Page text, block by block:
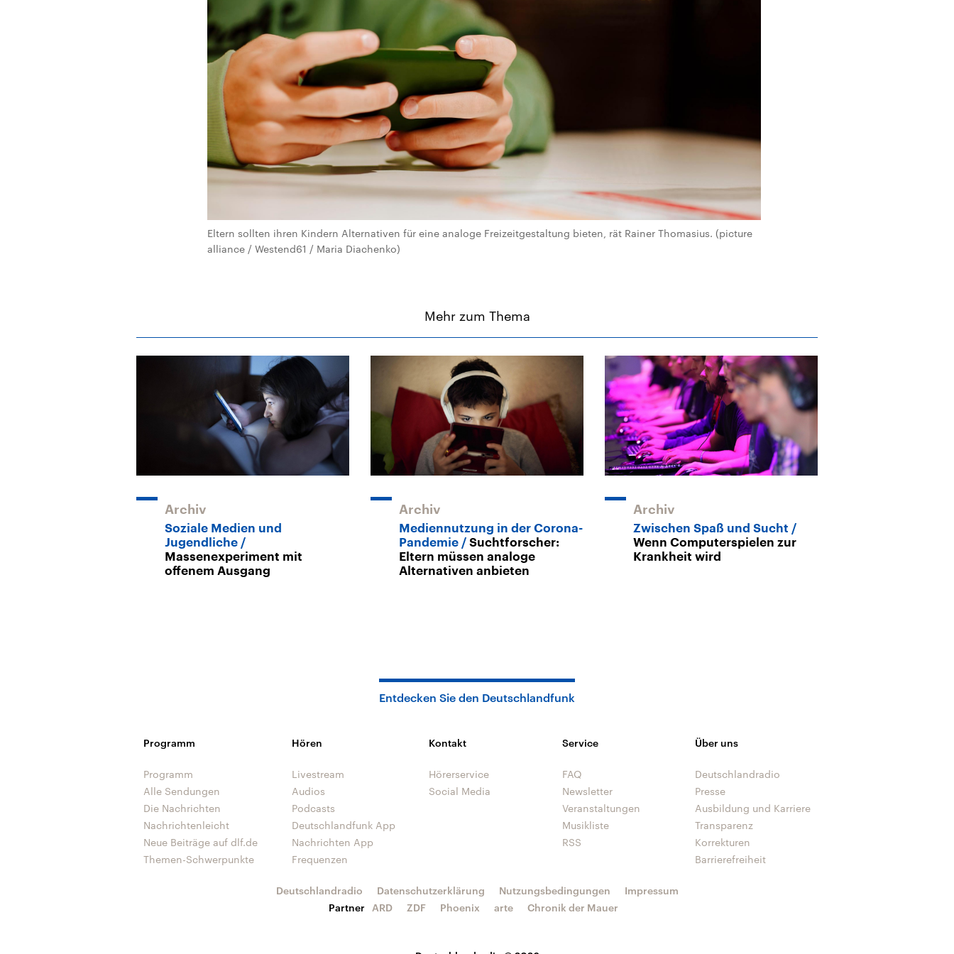
Eltern sollten ihren Kindern Alternativen für eine analoge Freizeitgestaltung bieten, rät Rainer Thomasius. (picture
alliance / Westend61 / Maria Diachenko)
Mehr zum Thema
Archiv
Soziale Medien und
Jugendliche
Massenexperiment mit
offenem Ausgang
Archiv
Mediennutzung in der Corona-
Pandemie
Suchtforscher:
Eltern müssen analoge
Alternativen anbieten
Archiv
Zwischen Spaß und Sucht
Wenn Computerspielen zur
Krankheit wird
Entdecken Sie den Deutschlandfunk
Programm
Programm
Alle Sendungen
Die Nachrichten
Nachrichtenleicht
Neue Beiträge auf dlf.de
Themen-Schwerpunkte
Hören
Livestream
Audios
Podcasts
Deutschlandfunk App
Nachrichten App
Frequenzen
Kontakt
Hörerservice
Social Media
Service
FAQ
Newsletter
Veranstaltungen
Musikliste
RSS
Über uns
Deutschlandradio
Presse
Ausbildung und Karriere
Transparenz
Korrekturen
Barrierefreiheit
Deutschlandradio Datenschutzerklärung Nutzungsbedingungen
Impressum
Partner
ARD ZDF Phoenix arte Chronik der Mauer